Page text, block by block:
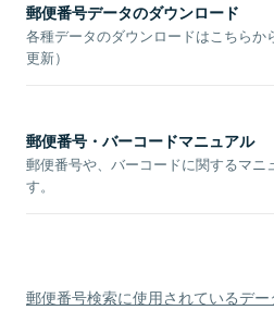
郵便番号データのダウンロード
各種データのダウンロードはこちらか
更新）
郵便番号・バーコードマニュアル
郵便番号や、バーコードに関するマニ
す。
郵便番号検索に使用されているデー